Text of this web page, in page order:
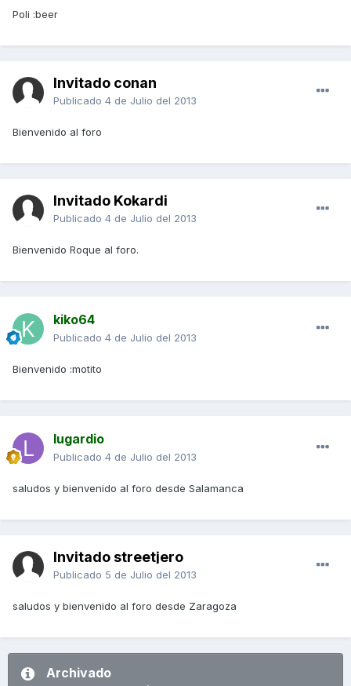
Poli :beer
Invitado conan
Publicado 4 de Julio del 2013
Bienvenido al foro
Invitado Kokardi
Publicado 4 de Julio del 2013
Bienvenido Roque al foro.
kiko64
Publicado 4 de Julio del 2013
Bienvenido :motito
lugardio
Publicado 4 de Julio del 2013
saludos y bienvenido al foro desde Salamanca
Invitado streetjero
Publicado 5 de Julio del 2013
saludos y bienvenido al foro desde Zaragoza
Archivado